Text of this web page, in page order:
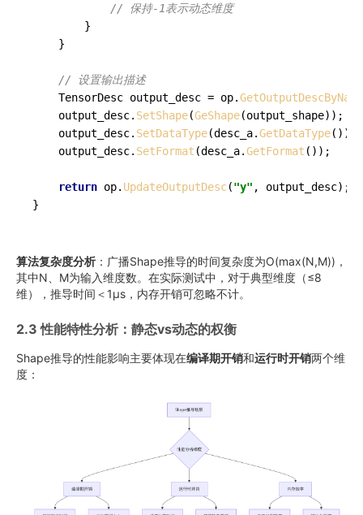
// 保持-1表示动态维度
        }
    }
// 设置输出描述
    TensorDesc output_desc = op.
GetOutputDescByName
    output_desc.
SetShape(GeShape(output_shape));
    output_desc.
SetDataType(desc_a.GetDataType());
    output_desc.
SetFormat (desc_a.GetFormat ());
return op. UpdateOutputDesc("y" , output_desc);
}
算法复杂度分析 ：广播Shape推导的时间复杂度为O(max(N,M))，
其中N、M为输入维度数。在实际测试中，对于典型维度（≤8
维），推导时间＜1μs，内存开销可忽略不计。
2.3 性能特性分析：静态vs动态的权衡
Shape推导的性能影响主要体现在编译期开销和运行时开销两个维
度：